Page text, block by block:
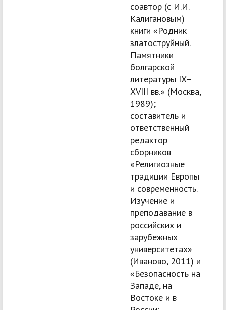
соавтор (с И.И.
Калигановым)
книги «Родник
златоструйный.
Памятники
болгарской
литературы IX–
XVIII вв.» (Москва,
1989);
составитель и
ответственный
редактор
сборников
«Религиозные
традиции Европы
и современность.
Изучение и
преподавание в
российских и
зарубежных
университетах»
(Иваново, 2011) и
«Безопасность на
Западе, на
Востоке и в